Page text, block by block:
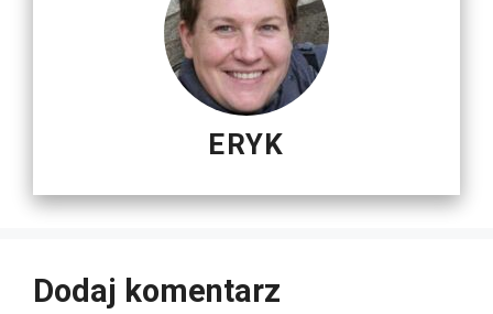
ERYK
Dodaj komentarz